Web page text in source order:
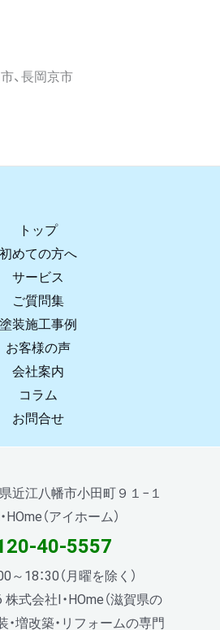
、長岡京市
トップ
初めての方へ
サービス
ご質問集
塗装施工事例
お客様の声
会社案内
コラム
お問合せ
近江八幡市小田町９１−１
HOme（アイホーム）
40-5557
～18：30（月曜を除く）
式会社I・HOme（滋賀県の
・増改築・リフォームの専門